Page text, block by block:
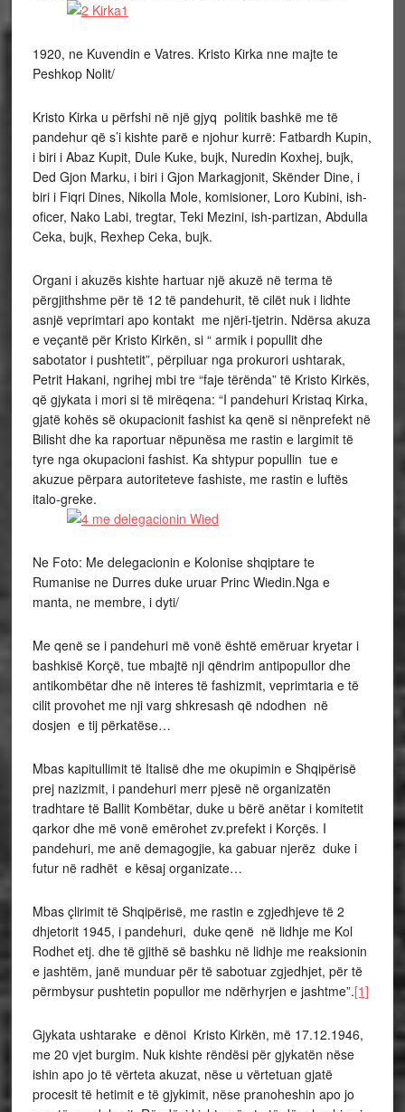
1920, ne Kuvendin e Vatres. Kristo Kirka nne majte te
Peshkop Nolit/
Kristo Kirka u përfshi në një gjyq politik bashkë me të
pandehur që s’i kishte parë e njohur kurrë: Fatbardh Kupin,
i biri i Abaz Kupit, Dule Kuke, bujk, Nuredin Koxhej, bujk,
Ded Gjon Marku, i biri i Gjon Markagjonit, Skënder Dine, i
biri i Fiqri Dines, Nikolla Mole, komisioner, Loro Kubini, ish-
oficer, Nako Labi, tregtar, Teki Mezini, ish-partizan, Abdulla
Ceka, bujk, Rexhep Ceka, bujk.
Organi i akuzës kishte hartuar një akuzë në terma të
përgjithshme për të 12 të pandehurit, të cilët nuk i lidhte
asnjë veprimtari apo kontakt me njëri-tjetrin. Ndërsa akuza
e veçantë për Kristo Kirkën, si “ armik i popullit dhe
sabotator i pushtetit”, përpiluar nga prokurori ushtarak,
Petrit Hakani, ngrihej mbi tre “faje tërënda” të Kristo Kirkës,
që gjykata i mori si të mirëqena: “I pandehuri Kristaq Kirka,
gjatë kohës së okupacionit fashist ka qenë si nënprefekt në
Bilisht dhe ka raportuar nëpunësa me rastin e largimit të
tyre nga okupacioni fashist. Ka shtypur popullin tue e
akuzue përpara autoriteteve fashiste, me rastin e luftës
italo-greke.
Ne Foto: Me delegacionin e Kolonise shqiptare te
Rumanise ne Durres duke uruar Princ Wiedin.Nga e
manta, ne membre, i dyti/
Me qenë se i pandehuri më vonë është emëruar kryetar i
bashkisë Korçë, tue mbajtë nji qëndrim antipopullor dhe
antikombëtar dhe në interes të fashizmit, veprimtaria e të
cilit provohet me nji varg shkresash që ndodhen në
dosjen e tij përkatëse…
Mbas kapitullimit të Italisë dhe me okupimin e Shqipërisë
prej nazizmit, i pandehuri merr pjesë në organizatën
tradhtare të Ballit Kombëtar, duke u bërë anëtar i komitetit
qarkor dhe më vonë emërohet zv.prefekt i Korçës. I
pandehuri, me anë demagogjie, ka gabuar njerëz duke i
futur në radhët e kësaj organizate…
Mbas çlirimit të Shqipërisë, me rastin e zgjedhjeve të 2
dhjetorit 1945, i pandehuri, duke qenë në lidhje me Kol
Rodhet etj. dhe të gjithë së bashku në lidhje me reaksionin
e jashtëm, janë munduar për të sabotuar zgjedhjet, për të
përmbysur pushtetin popullor me ndërhyrjen e jashtme”.[1]
Gjykata ushtarake e dënoi Kristo Kirkën, më 17.12.1946,
me 20 vjet burgim. Nuk kishte rëndësi për gjykatën nëse
ishin apo jo të vërteta akuzat, nëse u vërtetuan gjatë
procesit të hetimit e të gjykimit, nëse pranoheshin apo jo